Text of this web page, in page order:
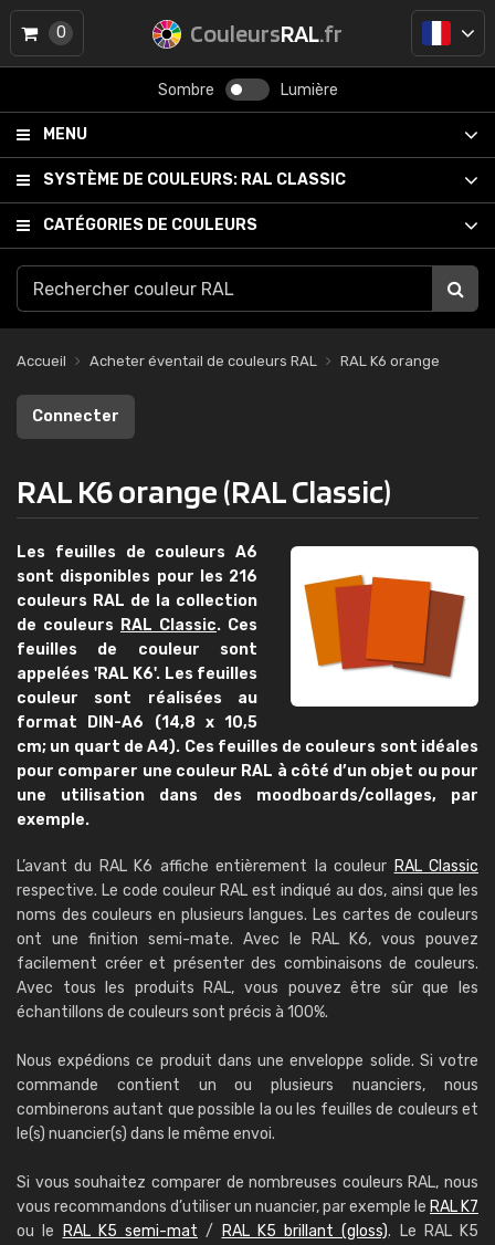
CouleursRAL.fr
Sombre Lumière
MENU
SYSTÈME DE COULEURS: RAL CLASSIC
CATÉGORIES DE COULEURS
0
Accueil Acheter éventail de couleurs RAL RAL K6 orange
Connecter
RAL K6 orange (RAL Classic)
Les feuilles de couleurs A6
sont disponibles pour les 216
couleurs RAL de la collection
de couleurs RAL Classic. Ces
feuilles de couleur sont
appelées 'RAL K6'. Les feuilles
couleur sont réalisées au
format DIN-A6 (14,8 x 10,5
cm; un quart de A4). Ces feuilles de couleurs sont idéales
pour comparer une couleur RAL à côté d’un objet ou pour
une utilisation dans des moodboards/collages, par
exemple.
L’avant du RAL K6 affiche entièrement la couleur RAL Classic
respective. Le code couleur RAL est indiqué au dos, ainsi que les
noms des couleurs en plusieurs langues. Les cartes de couleurs
ont une finition semi-mate. Avec le RAL K6, vous pouvez
facilement créer et présenter des combinaisons de couleurs.
Avec tous les produits RAL, vous pouvez être sûr que les
échantillons de couleurs sont précis à 100%.
Nous expédions ce produit dans une enveloppe solide. Si votre
commande contient un ou plusieurs nuanciers, nous
combinerons autant que possible la ou les feuilles de couleurs et
le(s) nuancier(s) dans le même envoi.
Si vous souhaitez comparer de nombreuses couleurs RAL, nous
vous recommandons d’utiliser un nuancier, par exemple le RAL K7
ou le
RAL K5 semi-mat / RAL K5 brillant (gloss). Le RAL K5